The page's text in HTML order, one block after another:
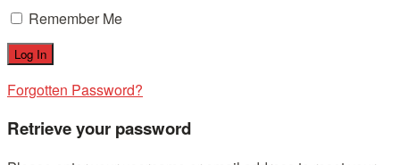
Remember Me
Forgotten Password?
Retrieve your password